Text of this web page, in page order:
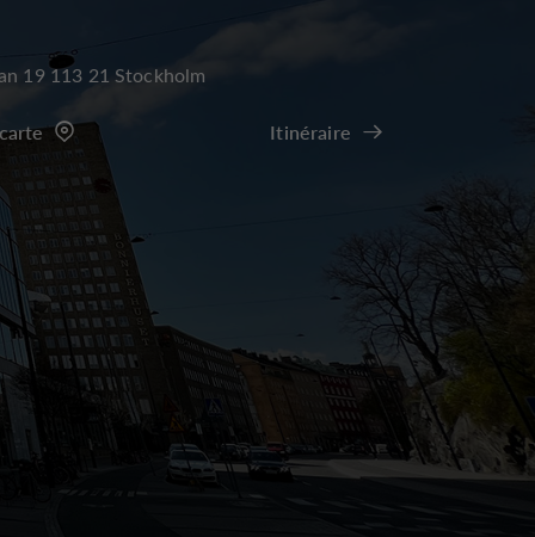
19 113 21 Stockholm
Itinéraire